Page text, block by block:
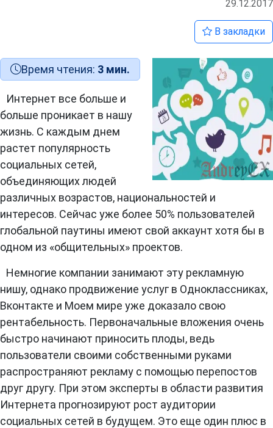
29.12.2017
В закладки
Время чтения: 3 мин.
Интернет все больше и
больше проникает в нашу
жизнь. С каждым днем
растет популярность
социальных сетей,
объединяющих людей
различных возрастов, национальностей и
интересов. Сейчас уже более 50% пользователей
глобальной паутины имеют свой аккаунт хотя бы в
одном из «общительных» проектов.
Немногие компании занимают эту рекламную
нишу, однако продвижение услуг в Одноклассниках,
Вконтакте и Моем мире уже доказало свою
рентабельность. Первоначальные вложения очень
быстро начинают приносить плоды, ведь
пользователи своими собственными руками
распространяют рекламу с помощью перепостов
друг другу. При этом эксперты в области развития
Интернета прогнозируют рост аудитории
социальных сетей в будущем. Это еще один плюс в